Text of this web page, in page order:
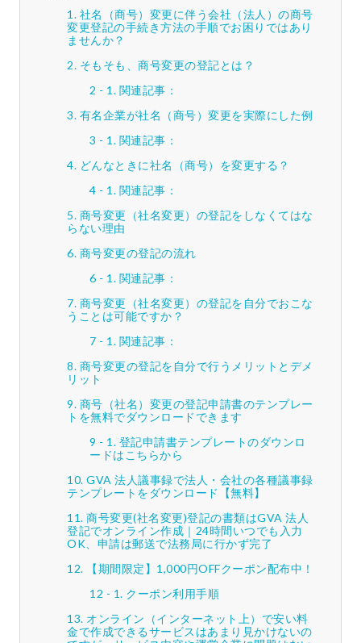
社名（商号）変更に伴う会社（法人）の商号
変更登記の手続き方法の手順でお困りではあり
ませんか？
そもそも、商号変更の登記とは？
関連記事：
有名企業が社名（商号）変更を実際にした例
関連記事：
どんなときに社名（商号）を変更する？
関連記事：
商号変更（社名変更）の登記をしなくてはな
らない理由
商号変更の登記の流れ
関連記事：
商号変更（社名変更）の登記を自分でおこな
うことは可能ですか？
関連記事：
商号変更の登記を自分で行うメリットとデメ
リット
商号（社名）変更の登記申請書のテンプレー
トを無料でダウンロードできます
登記申請書テンプレートのダウンロ
ードはこちらから
GVA 法人議事録で法人・会社の各種議事録
テンプレートをダウンロード【無料】
商号変更(社名変更)登記の書類はGVA 法人
登記でオンライン作成｜24時間いつでも入力
OK、申請は郵送で法務局に行かず完了
【期間限定】1,000円OFFクーポン配布中！
クーポン利用手順
オンライン（インターネット上）で安い料
金で作成できるサービスはあまり見かけないの